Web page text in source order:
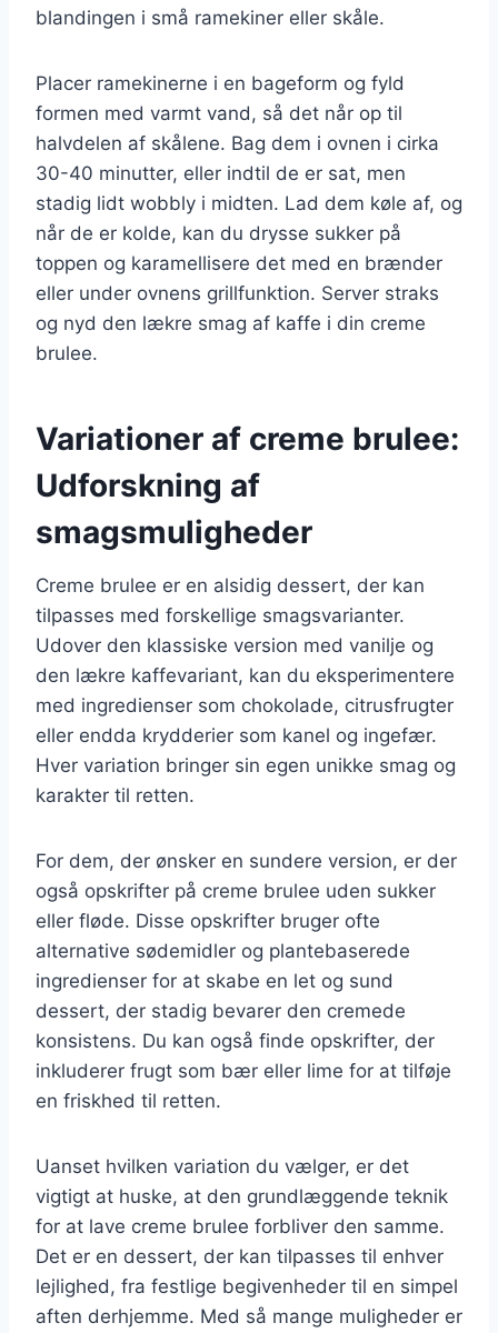
blandingen i små ramekiner eller skåle.
Placer ramekinerne i en bageform og fyld
formen med varmt vand, så det når op til
halvdelen af skålene. Bag dem i ovnen i cirka
30-40 minutter, eller indtil de er sat, men
stadig lidt wobbly i midten. Lad dem køle af, og
når de er kolde, kan du drysse sukker på
toppen og karamellisere det med en brænder
eller under ovnens grillfunktion. Server straks
og nyd den lækre smag af kaffe i din creme
brulee.
Variationer af creme brulee:
Udforskning af
smagsmuligheder
Creme brulee er en alsidig dessert, der kan
tilpasses med forskellige smagsvarianter.
Udover den klassiske version med vanilje og
den lækre kaffevariant, kan du eksperimentere
med ingredienser som chokolade, citrusfrugter
eller endda krydderier som kanel og ingefær.
Hver variation bringer sin egen unikke smag og
karakter til retten.
For dem, der ønsker en sundere version, er der
også opskrifter på creme brulee uden sukker
eller fløde. Disse opskrifter bruger ofte
alternative sødemidler og plantebaserede
ingredienser for at skabe en let og sund
dessert, der stadig bevarer den cremede
konsistens. Du kan også finde opskrifter, der
inkluderer frugt som bær eller lime for at tilføje
en friskhed til retten.
Uanset hvilken variation du vælger, er det
vigtigt at huske, at den grundlæggende teknik
for at lave creme brulee forbliver den samme.
Det er en dessert, der kan tilpasses til enhver
lejlighed, fra festlige begivenheder til en simpel
aften derhjemme. Med så mange muligheder er